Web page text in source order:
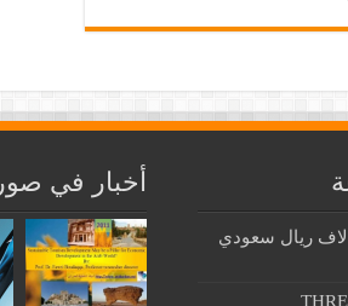
الاف ريال سعودي
أخبار في صور